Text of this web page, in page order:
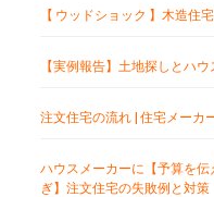
【 ウッドショック 】木造住
【実例報告】土地探しとハ
注文住宅の流れ | 住宅メーカ
ハウスメーカーに【予算を
ぎ】注文住宅の失敗例と対策